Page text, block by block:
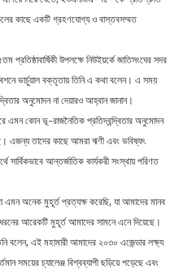
কাছে একটি গ্রহণযোগ্য ও বাস্তবসম্মত
প্রতিষ্ঠাবার্ষিকী উপলক্ষে নিউইয়র্কে জাতিসংঘের সদর
ভার্চুয়াল বক্তৃতায় তিনি এ কথা বলেন। এ সময়
অনুমোদন না দেয়ারও আহ্বান জানান।
এমন কোন ভূ-রাজনৈতিক প্রতিদ্বন্দ্বিতার অনুমোদন
এজন্য তাদের কাছে আমরা ঋণী এবং ভবিষ্যৎ
আন্তর্জাতিক কার্যকরী সংস্থায় পরিণত
এমন অনেক মুহূর্ত প্রত্যক্ষ করেছি, যা আমাদের মানব
আরেকটি মুহূর্ত আমাদের সামনে এনে দিয়েছে।
বলেন, এই মহামারী আমাদের ২০৩০ এজেন্ডার লক্ষ্য
সময়ের চ্যালেঞ্জ বিশ্বব্যাপী ছড়িয়ে পড়েছে এবং